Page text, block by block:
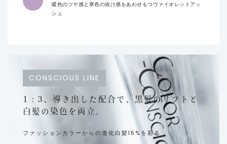
暖色のツヤ感と寒色の抜け感をあわせもつヴァイオレットアッ
シュ
CONSCIOUS LINE
1 : 3、導き出した配合で、黒髪のリフトと
白髪の染色を両立。
ファッションカラーからの進化白髪15%を彩る